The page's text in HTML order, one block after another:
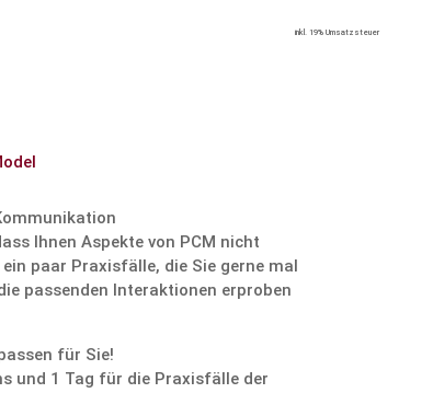
inkl. 19% Umsatzsteuer
Ihnen Aspekte von PCM nicht
paar Praxis­fälle, die Sie gerne mal
passenden Inter­ak­tionen erproben
für Sie!
und 1 Tag für die Praxis­fälle der